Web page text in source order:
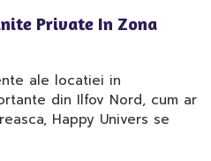
Private In Zona
ale locatiei in
din Ilfov Nord, cum ar
Happy Univers se